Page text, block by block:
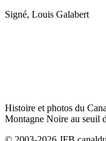
Signé, Louis Galabert
Histoire et photos du
Montagne Noire au seuil